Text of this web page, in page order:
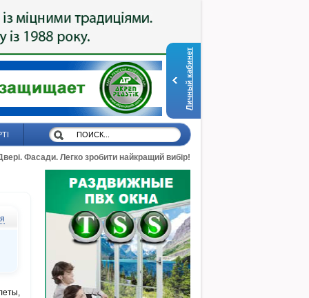
Личный кабинет
Фасади. Легко зробити найкращий вибір!